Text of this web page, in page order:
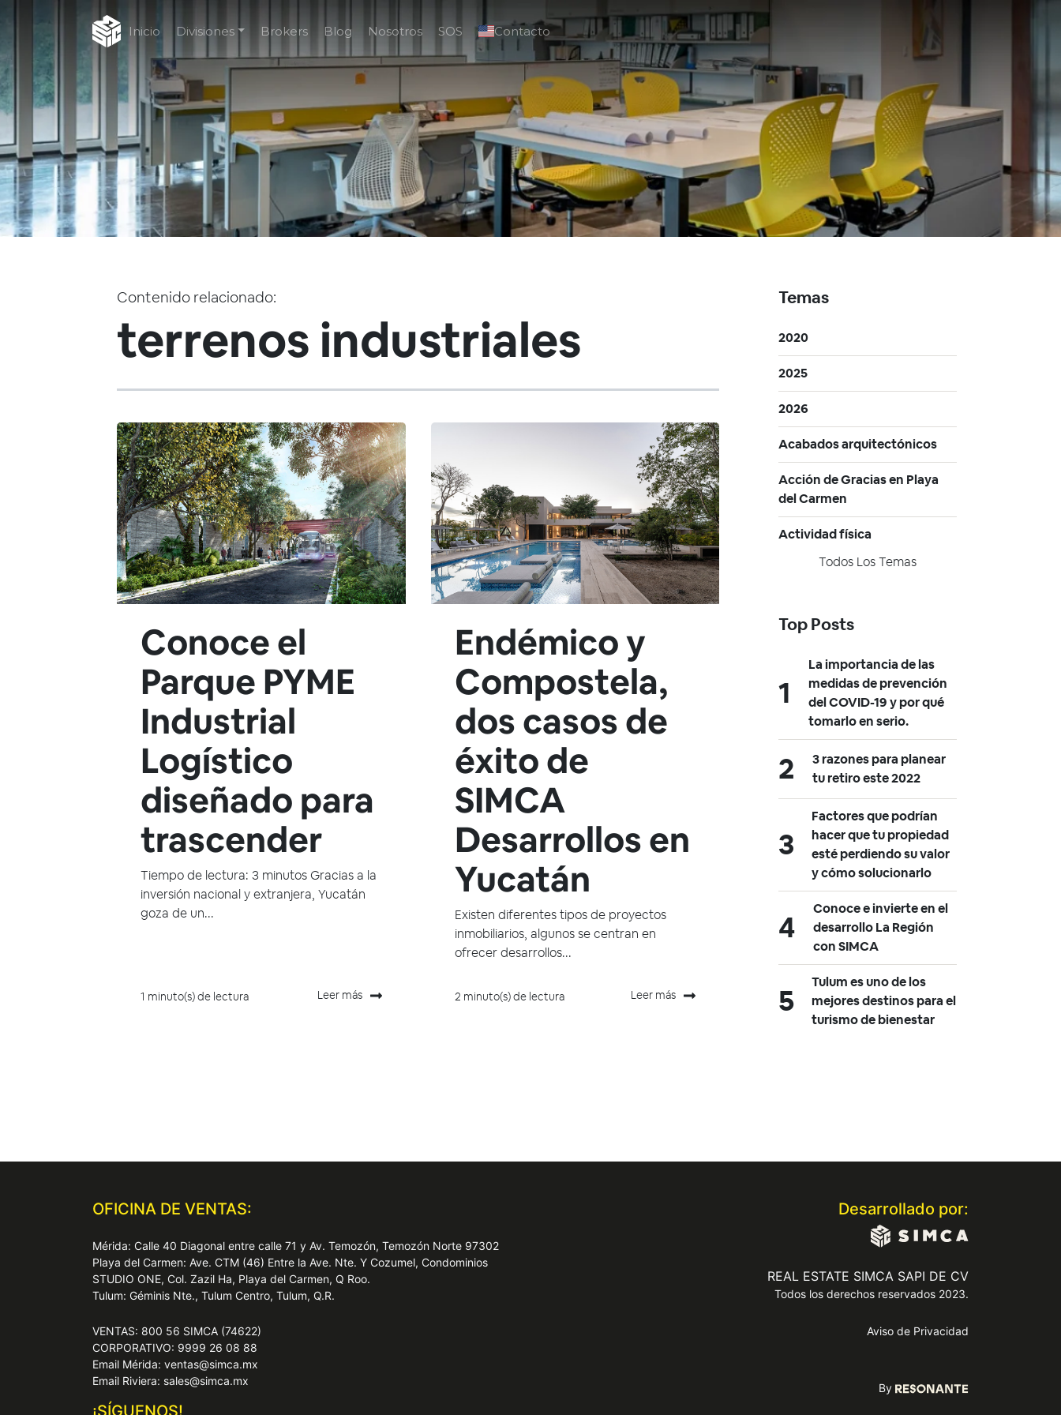
Inicio Divisiones Brokers Blog Nosotros SOS Contacto
Contenido relacionado:
terrenos industriales
Conoce el
Parque PYME
Industrial
Logístico
diseñado para
trascender
Tiempo de lectura: 3 minutos Gracias a la
inversión nacional y extranjera, Yucatán
goza de un...
1 minuto(s) de lectura Leer más
Endémico y
Compostela,
dos casos de
éxito de
SIMCA
Desarrollos en
Yucatán
Existen diferentes tipos de proyectos
inmobiliarios, algunos se centran en
ofrecer desarrollos...
2 minuto(s) de lectura Leer más
Temas
2020
2025
2026
Acabados arquitectónicos
Acción de Gracias en Playa
del Carmen
Actividad física
Todos Los Temas
Top Posts
La importancia de las
medidas de prevención
del COVID-19 y por qué
tomarlo en serio.
3 razones para planear
tu retiro este 2022
Factores que podrían
hacer que tu propiedad
esté perdiendo su valor
y cómo solucionarlo
Conoce e invierte en el
desarrollo La Región
con SIMCA
Tulum es uno de los
mejores destinos para el
turismo de bienestar
OFICINA DE VENTAS:
Mérida: Calle 40 Diagonal entre calle 71 y Av. Temozón, Temozón Norte 97302
Playa del Carmen: Ave. CTM (46) Entre la Ave. Nte. Y Cozumel, Condominios
STUDIO ONE, Col. Zazil Ha, Playa del Carmen, Q Roo.
Tulum: Géminis Nte., Tulum Centro, Tulum, Q.R.
VENTAS: 800 56 SIMCA (74622)
CORPORATIVO: 9999 26 08 88
Email Mérida: ventas@simca.mx
Email Riviera: sales@simca.mx
¡SÍGUENOS!
Desarrollado por:
REAL ESTATE SIMCA SAPI DE CV
Todos los derechos reservados 2023.
Aviso de Privacidad
By